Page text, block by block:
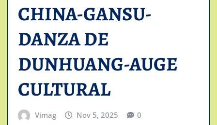
CHINA-GANSU-
DANZA DE
DUNHUANG-AUGE
CULTURAL
Vimag Nov 5, 2025 0